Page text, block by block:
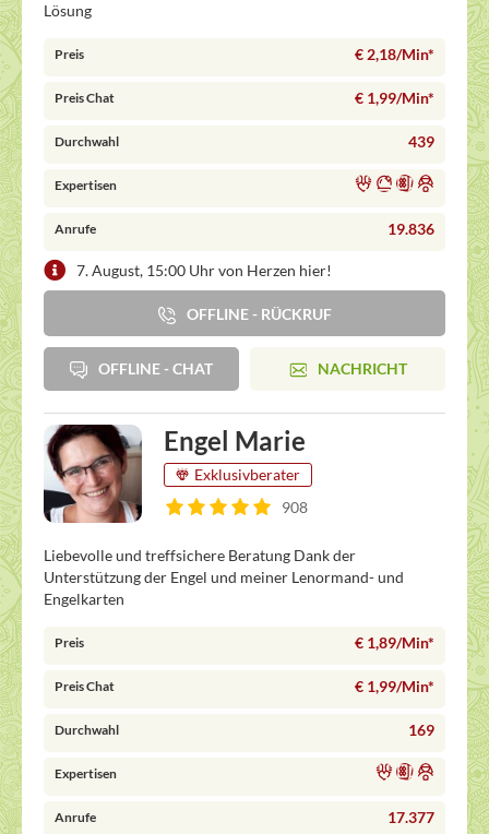
Lösung
Preis € 2,18/Min*
Preis Chat € 1,99/Min*
Durchwahl 439
Expertisen
Anrufe 19.836
7. August, 15:00 Uhr von Herzen hier!
OFFLINE - RÜCKRUF
OFFLINE - CHAT NACHRICHT
Engel Marie
Exklusivberater
908
Liebevolle und treffsichere Beratung Dank der
Unterstützung der Engel und meiner Lenormand- und
Engelkarten
Preis € 1,89/Min*
Preis Chat € 1,99/Min*
Durchwahl 169
Expertisen
Anrufe 17.377